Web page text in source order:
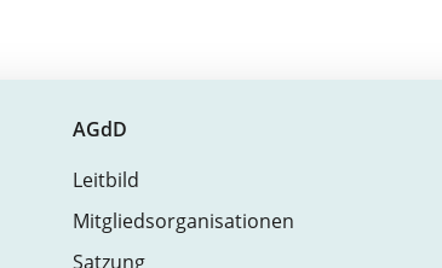
AGdD
Leitbild
Mitgliedsorganisationen
Satzung